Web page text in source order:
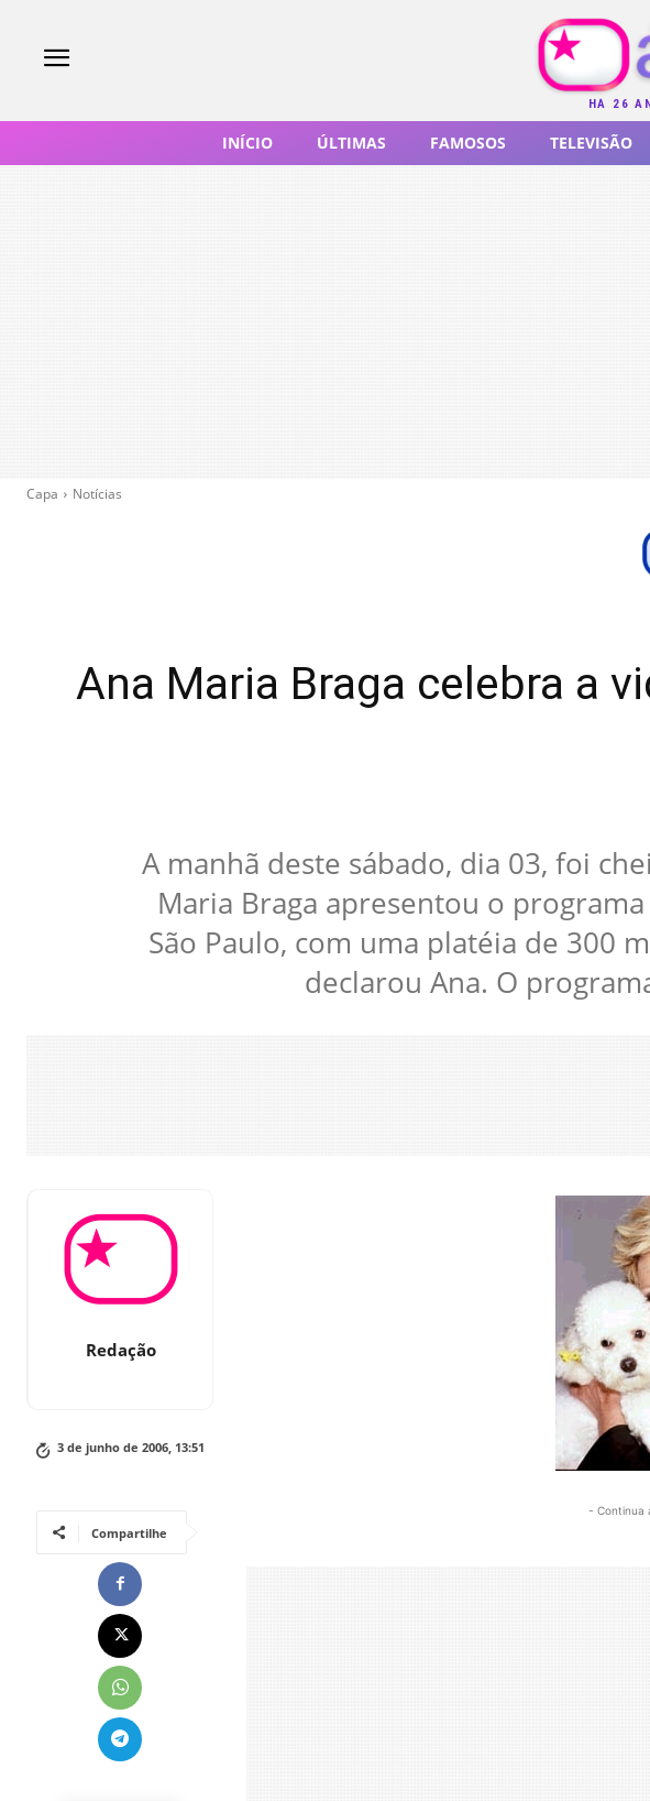
HÁ 26
INÍCIO ÚLTIMAS FAMOSOS TELEVISÃO
Capa Notícias
Ana Maria Braga celebra a
A manhã deste sábado, dia 03, foi
Maria Braga apresentou o
São Paulo, com uma platéia de 300
declarou Ana. O
Redação
3 de junho de 2006, 13:51
Compartilhe
- Continua